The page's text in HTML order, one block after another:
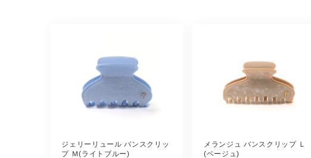
ジェリーリュール バンスクリッ
プ Ｍ(ライトブルー)
メランジュ バンスクリップ Ｌ
(ベージュ)